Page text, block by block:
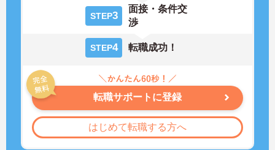
STEP3
面接・条件交
渉
STEP4 転職成功！
転職サポートに登録
はじめて転職する方へ